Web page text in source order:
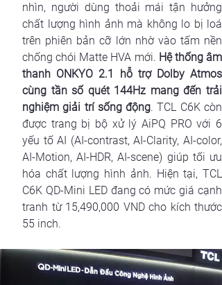
nhìn, người dùng thoải mái tận hưởng
chất lượng hình ảnh mà không lo bị loá
trên phiên bản cỡ lớn nhờ vào tấm nền
chống chói Matte HVA mới. Hệ thống âm
thanh ONKYO 2.1 hỗ trợ Dolby Atmos
cùng tần số quét 144Hz mang đến trải
nghiệm giải trí sống động. TCL C6K còn
được trang bị bộ xử lý AiPQ PRO với 6
yếu tố AI (AI-contrast, AI-Clarity, AI-color,
AI-Motion, AI-HDR, AI-scene) giúp tối ưu
hóa chất lượng hình ảnh. Hiện tại, TCL
C6K QD-Mini LED đang có mức giá cạnh
tranh từ 15,490,000 VND cho kích thước
55 inch.